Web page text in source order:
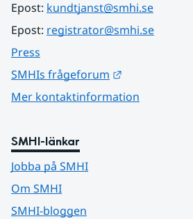
Epost: kundtjanst@smhi.se
Epost: registrator@smhi.se
Press
SMHIs frågeforum
Mer kontaktinformation
SMHI-länkar
Jobba på SMHI
Om SMHI
SMHI-bloggen